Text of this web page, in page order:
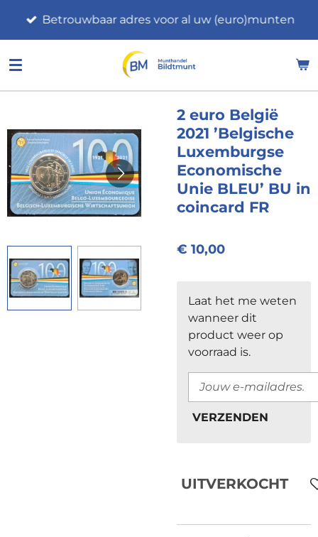
de
Betrouwbaar adres voor al uw (euro)munten
2 euro België
2021 ’Belgische
Luxemburgse
Economische
Unie BLEU’ BU in
coincard FR
€ 10,00
Laat het me weten
wanneer dit
product weer op
voorraad is.
VERZENDEN
UITVERKOCHT